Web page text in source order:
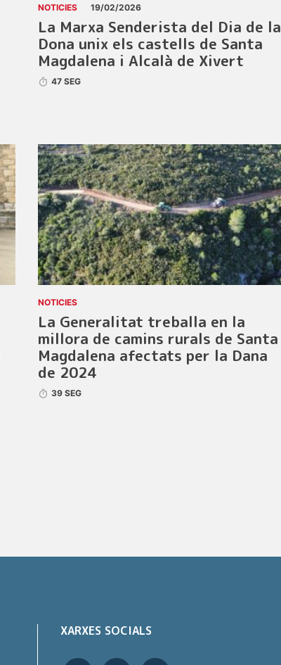
NOTICIES 19/02/2026
La Marxa Senderista del Dia de la
Dona unix els castells de Santa
Magdalena i Alcalà de Xivert
47 SEG
NOTICIES
La Generalitat treballa en la
millora de camins rurals de Santa
Magdalena afectats per la Dana
de 2024
39 SEG
XARXES SOCIALS